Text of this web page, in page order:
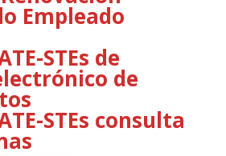
Empleado
STEs de
de
STEs consulta